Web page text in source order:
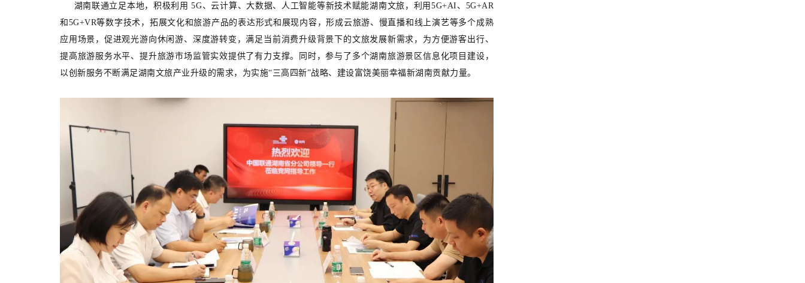
湖南联通立足本地，积极利用 5G、云计算、大数据、人工智能等新技术赋能湖南文旅，利用5G+AI、5G+AR
和5G+VR等数字技术，拓展文化和旅游产品的表达形式和展现内容，形成云旅游、慢直播和线上演艺等多个成熟
应用场景，促进观光游向休闲游、深度游转变，满足当前消费升级背景下的文旅发展新需求，为方便游客出行、
提高旅游服务水平、提升旅游市场监管实效提供了有力支撑。同时，参与了多个湖南旅游景区信息化项目建设，
以创新服务不断满足湖南文旅产业升级的需求，为实施“三高四新”战略、建设富饶美丽幸福新湖南贡献力量。